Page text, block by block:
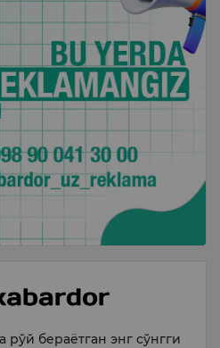
рўй бераётган энг сўнгги